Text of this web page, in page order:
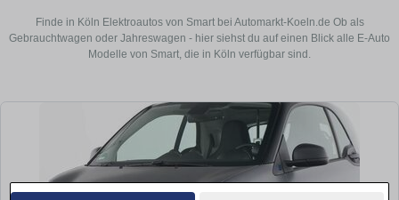
Finde in Köln Elektroautos von Smart bei Automarkt-Koeln.de Ob als
Gebrauchtwagen oder Jahreswagen - hier siehst du auf einen Blick alle E-Auto
Modelle von Smart, die in Köln verfügbar sind.